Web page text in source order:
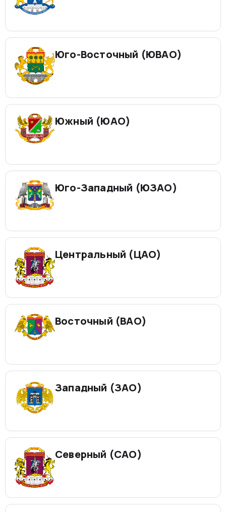
Юго-Восточный (ЮВАО)
Южный (ЮАО)
Юго-Западный (ЮЗАО)
Центральный (ЦАО)
Восточный (ВАО)
Западный (ЗАО)
Северный (САО)